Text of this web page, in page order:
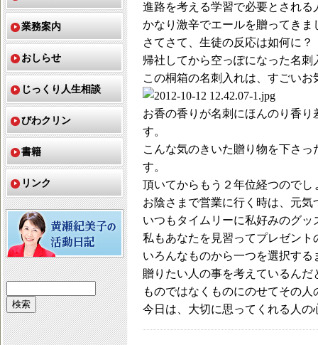
進路を考える学習で必要とされる
かなり激辛でエールを贈ってきま
さてさて、生徒の反応は如何に？
帰社してから空っぽになった名刺
この桐箱の名刺入れは、すごいお
お香の香りが名刺にほんのり香
す。
こんな気のきいた贈り物を下さ
す。
頂いてからもう２年位経つのでし
お陰さまで営業に行く時は、元気
いつもタイムリーに私好みのグ
私もあなたを見習ってプレゼン
いろんなものから一つを選択す
贈りたい人の事を考えているん
ものではなくものにのせてその
今日は、大切に思ってくれる人の
業務案内
おしらせ
じっくり人生相談
びわクリン
書籍
リンク